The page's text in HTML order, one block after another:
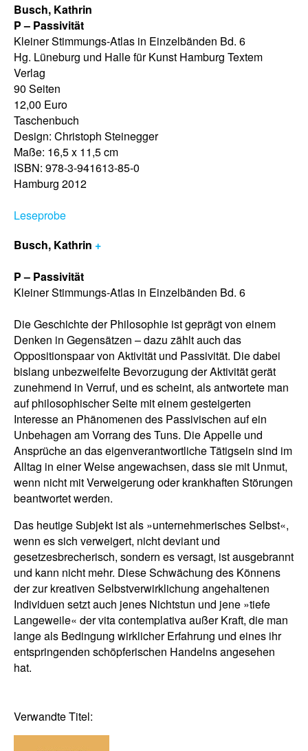
Busch, Kathrin +
P – Passivität
Kleiner Stimmungs-Atlas in Einzelbänden Bd. 6
Die Geschichte der Philosophie ist geprägt von einem
Denken in Gegensätzen – dazu zählt auch das
Oppositionspaar von Aktivität und Passivität. Die dabei
bislang unbezweifelte Bevorzugung der Aktivität gerät
zunehmend in Verruf, und es scheint, als antwortete man
auf philosophischer Seite mit einem gesteigerten
Interesse an Phänomenen des Passivischen auf ein
Unbehagen am Vorrang des Tuns. Die Appelle und
Ansprüche an das eigenverantwortliche Tätigsein sind im
Alltag in einer Weise angewachsen, dass sie mit Unmut,
wenn nicht mit Verweigerung oder krankhaften Störungen
beantwortet werden.
Das heutige Subjekt ist als »unternehmerisches Selbst«,
wenn es sich verweigert, nicht deviant und
gesetzesbrecherisch, sondern es versagt, ist ausgebrannt
und kann nicht mehr. Diese Schwächung des Könnens
der zur kreativen Selbstverwirklichung angehaltenen
Individuen setzt auch jenes Nichtstun und jene »tiefe
Langeweile« der vita contemplativa außer Kraft, die man
lange als Bedingung wirklicher Erfahrung und eines ihr
entspringenden schöpferischen Handelns angesehen
hat.
Busch, Kathrin
P – Passivität
Kleiner Stimmungs-Atlas in Einzelbänden Bd. 6
Hg. Lüneburg und Halle für Kunst Hamburg Textem
Verlag
90 Seiten
12,00 Euro
Taschenbuch
Design: Christoph Steinegger
Maße: 16,5 x 11,5 cm
ISBN: 978-3-941613-85-0
Hamburg 2012
Leseprobe
Verwandte Titel: